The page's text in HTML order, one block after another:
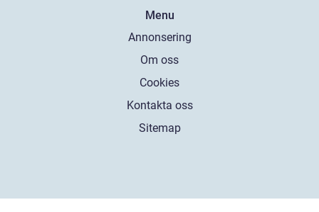
Menu
Annonsering
Om oss
Cookies
Kontakta oss
Sitemap